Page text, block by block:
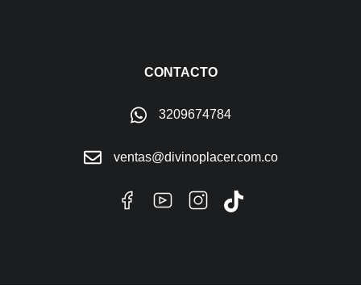
CONTACTO
3209674784
ventas@divinoplacer.com.co